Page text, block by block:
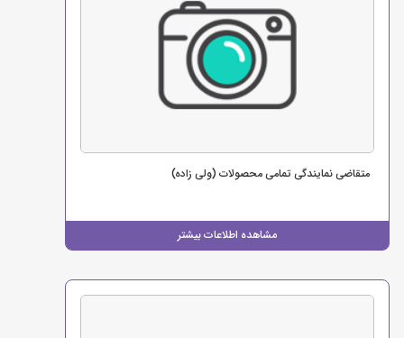
مشاهده اطلاعات بیشتر
متقاضی نمایندگی تمامی محصولات (ولی زاده)